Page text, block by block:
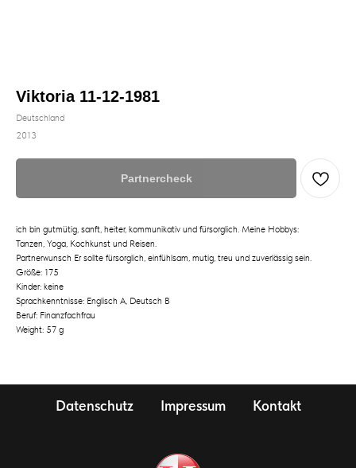
Viktoria 11-12-1981
Deutschland
2013
Partnercheck
ich bin gutmütig, sanft, heiter, kommunikativ und fürsorglich. Meine Hobbys:
Tanzen, Yoga, Kochkunst und Reisen.
Partnerwunsch Er sollte fürsorglich, einfühlsam, mutig, treu und zuverlässig sein.
Größe: 175
Kinder: keine
Sprachkenntnisse: Englisch A, Deutsch B
Beruf: Finanzfachfrau
Weight: 57 g
Datenschutz Impressum Kontakt